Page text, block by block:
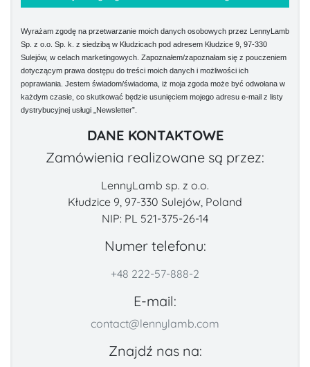
Wyrażam zgodę na przetwarzanie moich danych osobowych przez LennyLamb
Sp. z o.o. Sp. k. z siedzibą w Kłudzicach pod adresem Kłudzice 9, 97-330
Sulejów, w celach marketingowych. Zapoznałem/zapoznałam się z pouczeniem
dotyczącym prawa dostępu do treści moich danych i możliwości ich
poprawiania. Jestem świadom/świadoma, iż moja zgoda może być odwołana w
każdym czasie, co skutkować będzie usunięciem mojego adresu e-mail z listy
dystrybucyjnej usługi „Newsletter”.
DANE KONTAKTOWE
Zamówienia realizowane są przez:
LennyLamb sp. z o.o.
Kłudzice 9, 97-330 Sulejów, Poland
NIP: PL 521-375-26-14
Numer telefonu:
+48 222-57-888-2
E-mail:
contact@lennylamb.com
Znajdź nas na: